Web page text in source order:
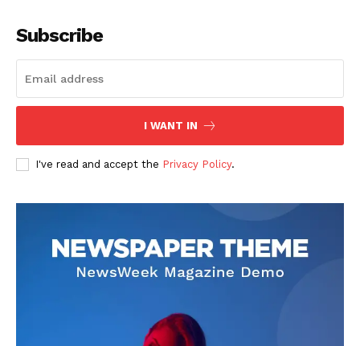
Subscribe
I WANT IN
I've read and accept the Privacy Policy.